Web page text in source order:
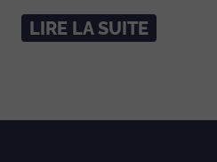
LIRE LA SUITE